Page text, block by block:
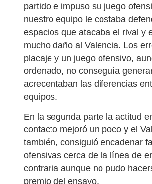
partido e impuso su juego
nuestro equipo le costaba
espacios que atacaba el rival y
mucho daño al Valencia. Los
placaje y un juego ofensivo,
ordenado, no conseguía
acrecentaban las diferencias
equipos.
En la segunda parte la actitud
contacto mejoró un poco y el
también, consiguió encadenar
ofensivas cerca de la línea de
contraria aunque no pudo
premio del ensayo.